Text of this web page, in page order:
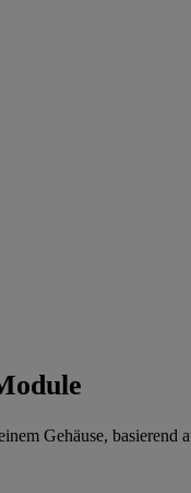
Gehäuse, basierend